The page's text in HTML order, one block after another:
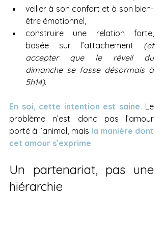
veiller à son confort et à son bien-
être émotionnel,
construire une relation forte,
basée sur l’attachement (et
accepter que le réveil du
dimanche se fasse désormais à
5h14).
En soi, cette intention est saine. Le
problème n’est donc pas l’amour
porté à l’animal, mais la manière dont
cet amour s’exprime.
Un partenariat, pas une
hiérarchie